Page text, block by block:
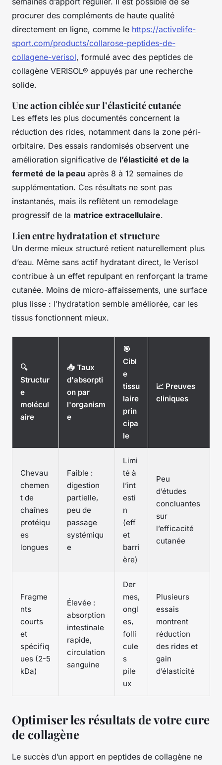
procurer des compléments de haute qualité
directement en ligne, comme le https://activelife-
sport.com/products/collarose-peptides-de-
collagene-verisol, formulé avec des peptides de
collagène VERISOL® appuyés par une recherche
solide.
Une action ciblée sur l’élasticité cutanée
Les effets les plus documentés concernent la
réduction des rides, notamment dans la zone péri-
orbitaire. Des essais randomisés observent une
amélioration significative de l’élasticité et de la
fermeté de la peau après 8 à 12 semaines de
supplémentation. Ces résultats ne sont pas
instantanés, mais ils reflètent un remodelage
progressif de la matrice extracellulaire.
Lien entre hydratation et structure
Un derme mieux structuré retient naturellement plus
d’eau. Même sans actif hydratant direct, le Verisol
contribue à un effet repulpant en renforçant la trame
cutanée. Moins de micro-affaissements, une surface
plus lisse : l’hydratation semble améliorée, car les
tissus fonctionnent mieux.
🔍
Structur
e
molécul
aire
📥 Taux
d'absorpti
on par
l'organism
e
🎯
Cibl
e
tissu
laire
prin
cipa
le
📈 Preuves
cliniques
Chevau
chemen
t de
chaînes
protéiqu
es
longues
Faible :
digestion
partielle,
peu de
passage
systémiqu
e
Limi
té à
l’int
esti
n
(eff
et
barri
ère)
Peu
d’études
concluantes
sur
l’efficacité
cutanée
Fragme
nts
courts
et
spécifiq
ues (2-5
kDa)
Élevée :
absorption
intestinale
rapide,
circulation
sanguine
Der
mes,
ongl
es,
folli
cule
s
pile
ux
Plusieurs
essais
montrent
réduction
des rides et
gain
d’élasticité
Optimiser les résultats de votre cure
de collagène
Le succès d’un apport en peptides de collagène ne